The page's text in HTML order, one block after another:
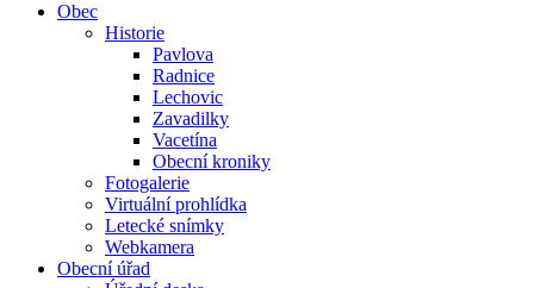
Obec
Historie
Pavlova
Radnice
Lechovic
Zavadilky
Vacetína
Obecní kroniky
Fotogalerie
Virtuální prohlídka
Letecké snímky
Webkamera
Obecní úřad